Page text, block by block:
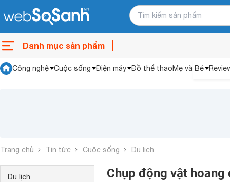
Danh mục sản phẩm
Công nghệ Cuộc sống Điện máy Đồ thể thaoMẹ và Bé
Trang chủ Tin tức Cuộc sống Du lịch
Du lịch
Chụp động vật